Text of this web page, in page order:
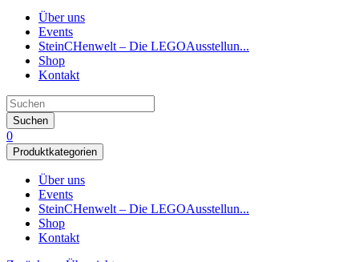
Über uns
Events
SteinCHenwelt – Die LEGOAusstellun...
Shop
Kontakt
Suchen
0
Produktkategorien
Über uns
Events
SteinCHenwelt – Die LEGOAusstellun...
Shop
Kontakt